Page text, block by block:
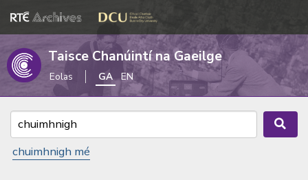
Taisce Chanúintí na Gaeilge
Eolas GA EN
chuimhnigh mé